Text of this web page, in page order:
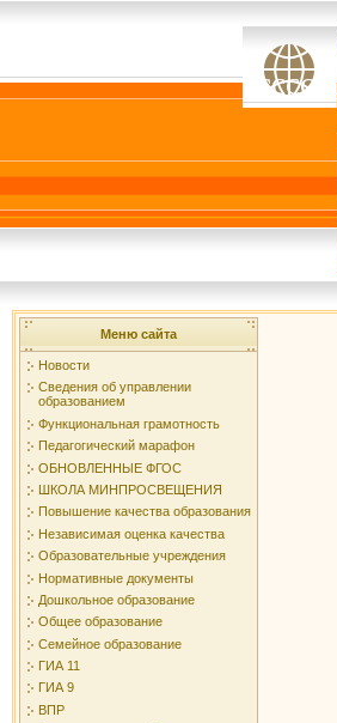
Меню сайта
Новости
Сведения об управлении
образованием
Функциональная грамотность
Педагогический марафон
ОБНОВЛЕННЫЕ ФГОС
ШКОЛА МИНПРОСВЕЩЕНИЯ
Повышение качества образования
Независимая оценка качества
Образовательные учреждения
Нормативные документы
Дошкольное образование
Общее образование
Семейное образование
ГИА 11
ГИА 9
ВПР